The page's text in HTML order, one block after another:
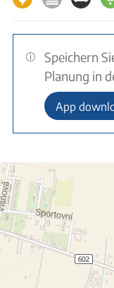
Speichern
Planung in
App